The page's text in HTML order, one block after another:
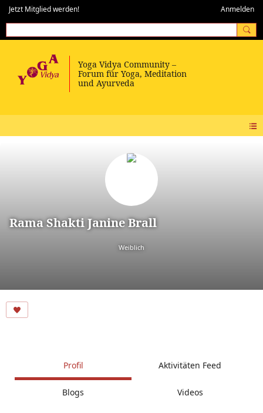
Jetzt Mitglied werden! Anmelden
Rama Shakti Janine Brall
Weiblich
Profil Aktivitäten Feed
Blogs Videos